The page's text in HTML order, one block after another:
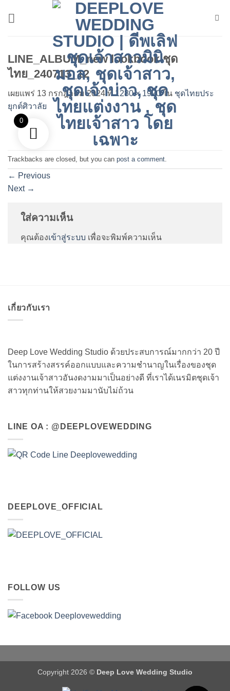
LINE_ALBUM_new lookbook ชุด
ไทย_240713_12
เผยแพร่ 13 กรกฎาคม 2024 ที่1280 × 1920ใน ชุดไทยประ
ยุกต์ศิวาลัย
Trackbacks are closed, but you can post a comment
← Previous
Next →
ใส่ความเห็น
คุณต้องเข้าสู่ระบบ เพื่อจะพิมพ์ความเห็น
เกี่ยวกับเรา
Deep Love Wedding Studio ด้วยประสบการณ์มากกว่า 20 ปี
ในการสร้างสรรค์ออกแบบและความชำนาญในเรื่องของชุด
แต่งงานเจ้าสาวอันงดงามมาเป็นอย่างดี ที่เราได้เนรมิตชุดเจ้า
สาวทุกท่านให้สวยงามมานับไม่ถ้วน
LINE OA : @DEEPLOVEWEDDING
DEEPLOVE_OFFICIAL
FOLLOW US
Copyright 2026 © Deep Love Wedding Studio
0